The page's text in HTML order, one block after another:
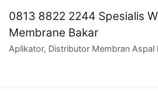
content
0813 8822 2244 Spesialis
Membrane Bakar
Aplikator, Distributor Membran Aspal